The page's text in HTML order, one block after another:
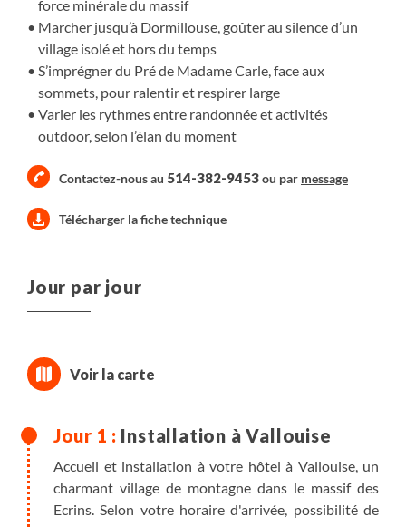
force minérale du massif
Marcher jusqu’à Dormillouse, goûter au silence d’un
village isolé et hors du temps
S’imprégner du Pré de Madame Carle, face aux
sommets, pour ralentir et respirer large
Varier les rythmes entre randonnée et activités
outdoor, selon l’élan du moment
Contactez-nous au 514-382-9453ou par message
Télécharger la fiche technique
Jour par jour
Installation à Vallouise
Accueil et installation à votre hôtel à Vallouise, un
charmant village de montagne dans le massif des
Ecrins. Selon votre horaire d'arrivée, possibilité de